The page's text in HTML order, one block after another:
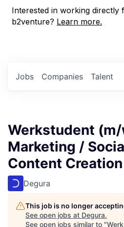
Interested in working directly
b2venture? Learn more.
Jobs Companies Talent
Werkstudent
Marketing /
Content Creation
Degura
This job is no longer
See open jobs at Degura.
See open jobs similar to "